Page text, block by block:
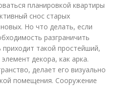
планировкой квартиры
снос старых
Но что делать, если
разграничить
такой простейший,
декора, как арка.
делает его визуально
помещения. Сооружение